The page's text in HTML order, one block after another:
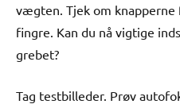
vægten. Tjek om
fingre. Kan du nå vigtige
grebet?
Tag testbilleder. Prøv